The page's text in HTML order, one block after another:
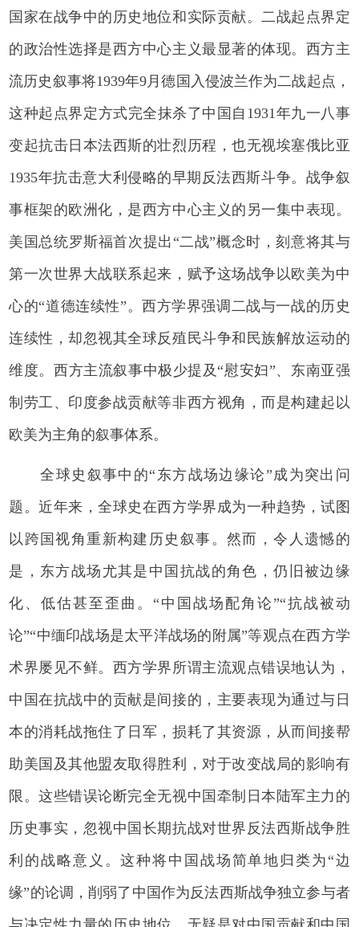
国家在战争中的历史地位和实际贡献。二战起点界定
的政治性选择是西方中心主义最显著的体现。西方主
流历史叙事将1939年9月德国入侵波兰作为二战起点，
这种起点界定方式完全抹杀了中国自1931年九一八事
变起抗击日本法西斯的壮烈历程，也无视埃塞俄比亚
1935年抗击意大利侵略的早期反法西斯斗争。战争叙
事框架的欧洲化，是西方中心主义的另一集中表现。
美国总统罗斯福首次提出“二战”概念时，刻意将其与
第一次世界大战联系起来，赋予这场战争以欧美为中
心的“道德连续性”。西方学界强调二战与一战的历史
连续性，却忽视其全球反殖民斗争和民族解放运动的
维度。西方主流叙事中极少提及“慰安妇”、东南亚强
制劳工、印度参战贡献等非西方视角，而是构建起以
欧美为主角的叙事体系。
全球史叙事中的“东方战场边缘论”成为突出问
题。近年来，全球史在西方学界成为一种趋势，试图
以跨国视角重新构建历史叙事。然而，令人遗憾的
是，东方战场尤其是中国抗战的角色，仍旧被边缘
化、低估甚至歪曲。“中国战场配角论”“抗战被动
论”“中缅印战场是太平洋战场的附属”等观点在西方学
术界屡见不鲜。西方学界所谓主流观点错误地认为，
中国在抗战中的贡献是间接的，主要表现为通过与日
本的消耗战拖住了日军，损耗了其资源，从而间接帮
助美国及其他盟友取得胜利，对于改变战局的影响有
限。这些错误论断完全无视中国牵制日本陆军主力的
历史事实，忽视中国长期抗战对世界反法西斯战争胜
利的战略意义。这种将中国战场简单地归类为“边
缘”的论调，削弱了中国作为反法西斯战争独立参与者